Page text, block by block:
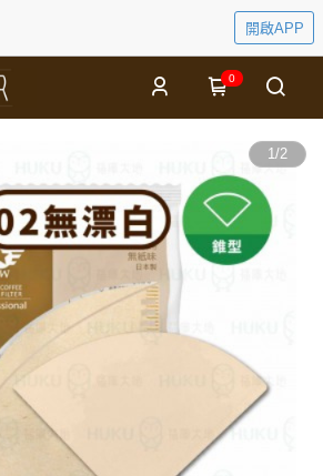
開啟APP
0
1/2